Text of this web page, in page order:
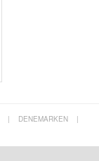
| DENEMARKEN
|